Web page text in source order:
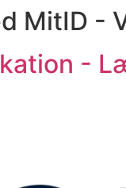
MitID -
-